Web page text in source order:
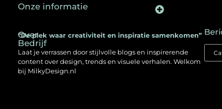
Over
Bedrijf
“De plek waar creativiteit en inspiratie samenkomen”
Laat je verrassen door stijlvolle blogs en inspirerende
content over design, trends en visuele verhalen. Welkom
bij MilkyDesign.nl
Onze informatie